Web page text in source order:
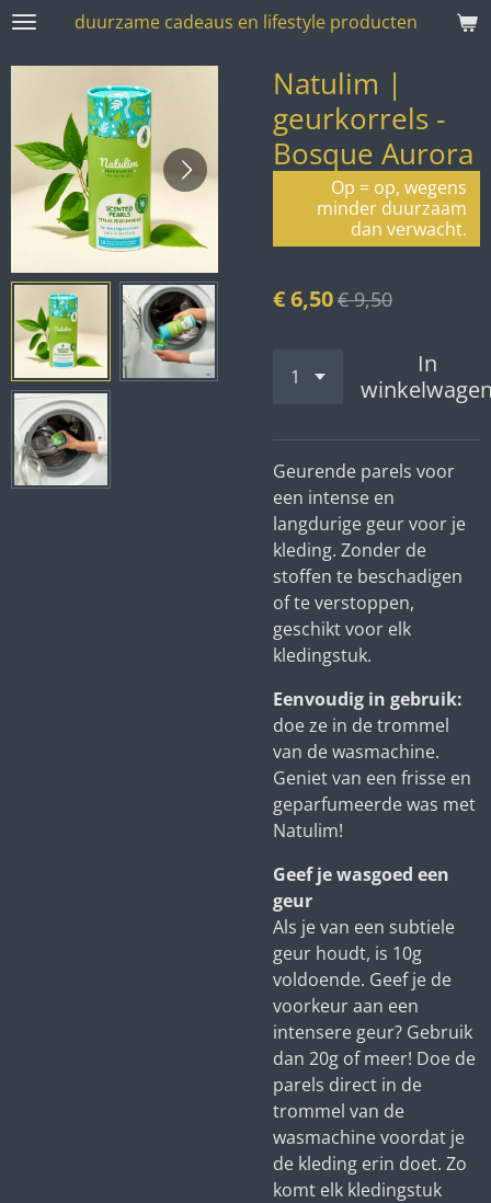
Ga
hoofdinhoud
duurzame cadeaus en lifestyle producten
Natulim |
geurkorrels -
Bosque Aurora
Op = op, wegens
minder duurzaam
dan verwacht.
€ 6,50€ 9,50
In
Geurende parels voor
een intense en
langdurige geur voor je
kleding. Zonder de
stoffen te beschadigen
of te verstoppen,
geschikt voor elk
kledingstuk.
Eenvoudig in gebruik:
doe ze in de trommel
van de wasmachine.
Geniet van een frisse en
geparfumeerde was met
Natulim!
Geef je wasgoed een
geur
Als je van een subtiele
geur houdt, is 10g
voldoende. Geef je de
voorkeur aan een
intensere geur? Gebruik
dan 20g of meer! Doe de
parels direct in de
trommel van de
wasmachine voordat je
de kleding erin doet. Zo
komt elk kledingstuk